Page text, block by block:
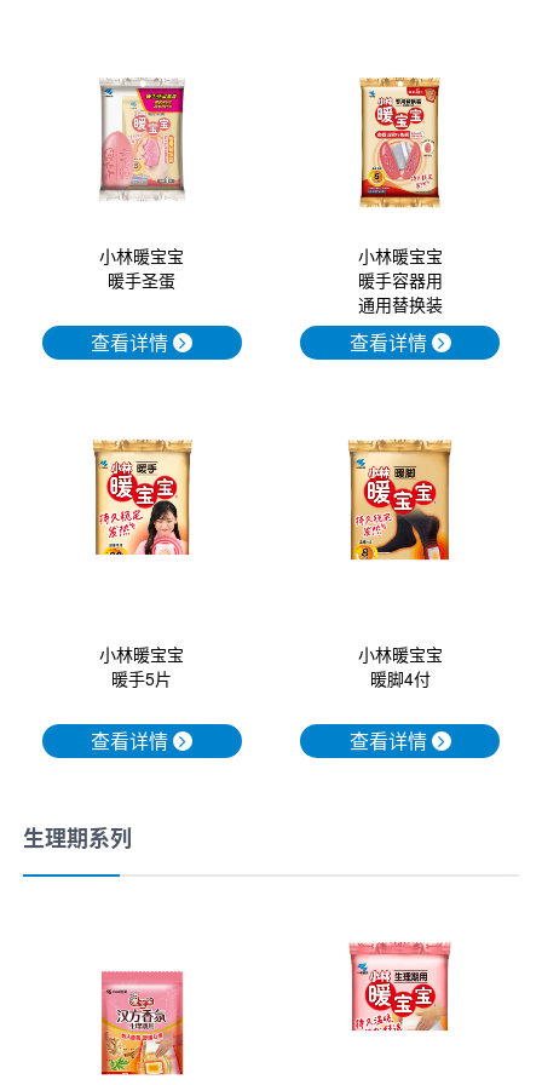
小林暖宝宝
暖手圣蛋
查看详情
小林暖宝宝
暖手容器用
通用替换装
查看详情
小林暖宝宝
暖手5片
查看详情
小林暖宝宝
暖脚4付
查看详情
生理期系列